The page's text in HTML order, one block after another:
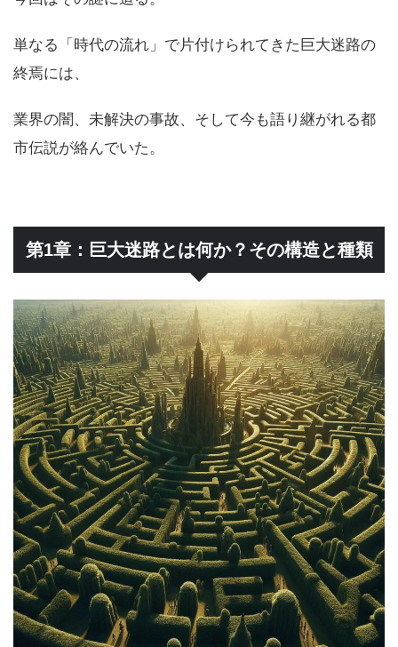
単なる「時代の流れ」で片付けられてきた巨大迷路の
終焉には、
業界の闇、未解決の事故、そして今も語り継がれる都
市伝説が絡んでいた。
第1章：巨大迷路とは何か？その構造と種類